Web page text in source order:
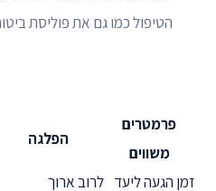
הטיפול כמו גם את פוליסת
פרמטרים
משווים
הפלגה
זמן הגעה ליעד לרוב ארוך